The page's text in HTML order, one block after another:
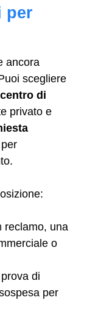
per
ancora
scegliere
centro di
privato e
reclamo, una
o
di
per